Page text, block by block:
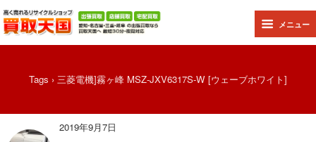
メニュー
Tags › 三菱電機]霧ヶ峰 MSZ-JXV6317S-W [ウェーブホワイト]
2019年9月7日